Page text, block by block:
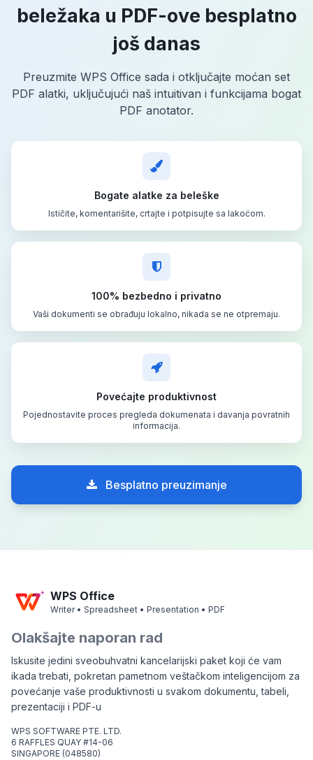
beležaka u PDF-ove besplatno
još danas
Preuzmite WPS Office sada i otključajte moćan set
PDF alatki, uključujući naš intuitivan i funkcijama bogat
PDF anotator.
Bogate alatke za beleške
Ističite, komentarišite, crtajte i potpisujte sa lakoćom.
100% bezbedno i privatno
Vaši dokumenti se obrađuju lokalno, nikada se ne otpremaju.
Povećajte produktivnost
Pojednostavite proces pregleda dokumenata i davanja povratnih
informacija.
Besplatno preuzimanje
WPS Office
Writer • Spreadsheet • Presentation • PDF
Olakšajte naporan rad
Iskusite jedini sveobuhvatni kancelarijski paket koji će vam
ikada trebati, pokretan pametnom veštačkom inteligencijom za
povećanje vaše produktivnosti u svakom dokumentu, tabeli,
prezentaciji i PDF-u
WPS SOFTWARE PTE. LTD.
6 RAFFLES QUAY #14-06
SINGAPORE (048580)